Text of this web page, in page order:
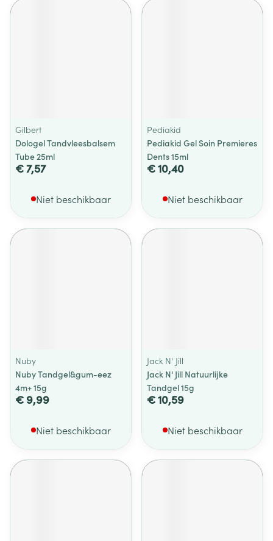
Gilbert
Dologel Tandvleesbalsem
Tube 25ml
€ 7,57
Niet beschikbaar
Pediakid
Pediakid Gel Soin Premieres
Dents 15ml
€ 10,40
Niet beschikbaar
Nuby
Nuby Tandgel&gum-eez
4m+ 15g
€ 9,99
Niet beschikbaar
Jack N' Jill
Jack N' Jill Natuurlijke
Tandgel 15g
€ 10,59
Niet beschikbaar